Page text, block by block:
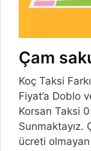
Çam
Koç Taksi
Fiyat’a Doblo
Korsan Taksi
Sunmaktayız.
ücreti olmayan